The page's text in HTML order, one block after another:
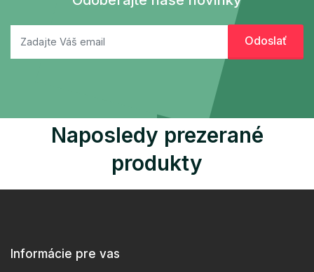
Naposledy prezerané
produkty
Informácie pre vas